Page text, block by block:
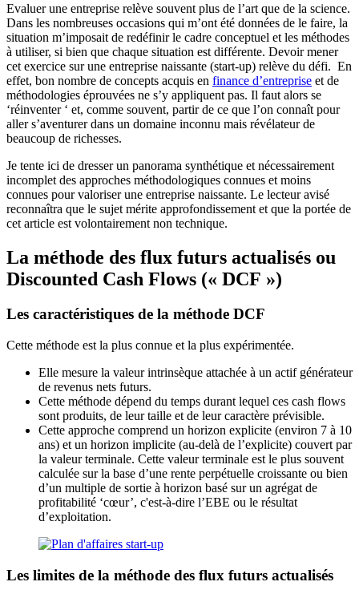
Evaluer une entreprise relève souvent plus de l’art que de la science.
Dans les nombreuses occasions qui m’ont été données de le faire, la
situation m’imposait de redéfinir le cadre conceptuel et les méthodes
à utiliser, si bien que chaque situation est différente. Devoir mener
cet exercice sur une entreprise naissante (start-up) relève du défi. En
effet, bon nombre de concepts acquis en finance d’entreprise et de
méthodologies éprouvées ne s’y appliquent pas. Il faut alors se
‘réinventer ‘ et, comme souvent, partir de ce que l’on connaît pour
aller s’aventurer dans un domaine inconnu mais révélateur de
beaucoup de richesses.
Je tente ici de dresser un panorama synthétique et nécessairement
incomplet des approches méthodologiques connues et moins
connues pour valoriser une entreprise naissante. Le lecteur avisé
reconnaîtra que le sujet mérite approfondissement et que la portée de
cet article est volontairement non technique.
La méthode des flux futurs actualisés ou
Discounted Cash Flows (« DCF »)
Les caractéristiques de la méthode DCF
Cette méthode est la plus connue et la plus expérimentée.
Elle mesure la valeur intrinsèque attachée à un actif générateur
de revenus nets futurs.
Cette méthode dépend du temps durant lequel ces cash flows
sont produits, de leur taille et de leur caractère prévisible.
Cette approche comprend un horizon explicite (environ 7 à 10
ans) et un horizon implicite (au-delà de l’explicite) couvert par
la valeur terminale. Cette valeur terminale est le plus souvent
calculée sur la base d’une rente perpétuelle croissante ou bien
d’un multiple de sortie à horizon basé sur un agrégat de
profitabilité ‘cœur’, c'est-à-dire l’EBE ou le résultat
d’exploitation.
Les limites de la méthode des flux futurs actualisés